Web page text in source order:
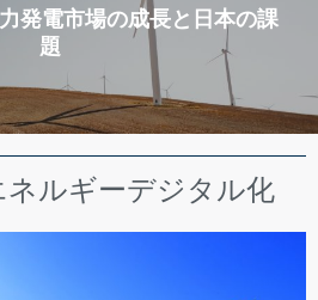
発電市場の成長と日本の課
題
ネルギーデジタル化